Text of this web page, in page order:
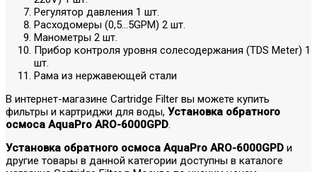
Регулятор давления 1 шт.
Расходомеры (0,5...5GPM) 2 шт.
Манометры 2 шт.
Прибор контроля уровня солесодержания (TDS Meter) 1
шт.
Рама из нержавеющей стали
В интернет-магазине Cartridge Filter вы можете купить
фильтры и картриджи для воды, Установка обратного
осмоса AquaPro ARO-6000GPD.
Установка обратного осмоса AquaPro ARO-6000GPD и
другие товары в данной категории доступны в каталоге